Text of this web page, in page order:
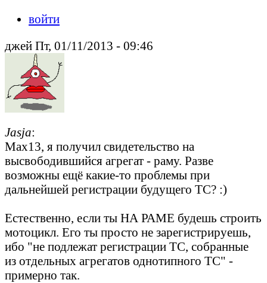
войти
джей Пт, 01/11/2013 - 09:46
Jasja:
Max13, я получил свидетельство на
высвободившийся агрегат - раму. Разве
возможны ещё какие-то проблемы при
дальнейшей регистрации будущего ТС? :)
Естественно, если ты НА РАМЕ будешь строить
мотоцикл. Его ты просто не зарегистрируешь,
ибо "не подлежат регистрации ТС, собранные
из отдельных агрегатов однотипного ТС" -
примерно так.